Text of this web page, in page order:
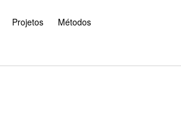
Projetos Métodos